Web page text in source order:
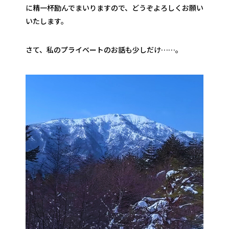
に精一杯励んでまいりますので、どうぞよろしくお願い
いたします。
さて、私のプライベートのお話も少しだけ……。